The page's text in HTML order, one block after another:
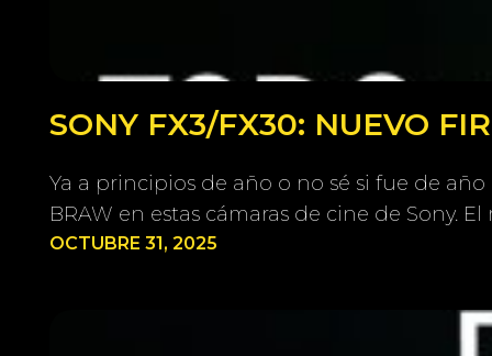
SONY FX3/FX30: NUEVO
Ya a principios de año o no sé si fue de
BRAW en estas cámaras de cine de Sony.
OCTUBRE 31, 2025